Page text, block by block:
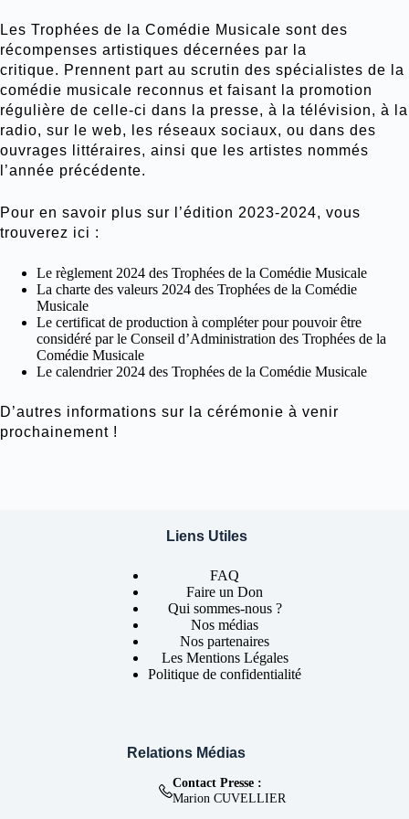
Les Trophées de la Comédie Musicale sont des
récompenses artistiques décernées par la
critique. Prennent part au scrutin des spécialistes de la
comédie musicale reconnus et faisant la promotion
régulière de celle-ci dans la presse, à la télévision, à la
radio, sur le web, les réseaux sociaux, ou dans des
ouvrages littéraires, ainsi que les artistes nommés
l’année précédente.
Pour en savoir plus sur l’édition 2023-2024, vous
trouverez ici :
Le règlement 2024 des Trophées de la Comédie Musicale
La charte des valeurs 2024 des Trophées de la Comédie
Musicale
Le certificat de production à compléter pour pouvoir être
considéré par le Conseil d’Administration des Trophées de la
Comédie Musicale
Le calendrier 2024 des Trophées de la Comédie Musicale
D’autres informations sur la cérémonie à venir
prochainement !
Liens Utiles
FAQ
Faire un Don
Qui sommes-nous ?
Nos médias
Nos partenaires
Les Mentions Légales
Politique de confidentialité
Relations Médias
Contact Presse :
Marion CUVELLIER